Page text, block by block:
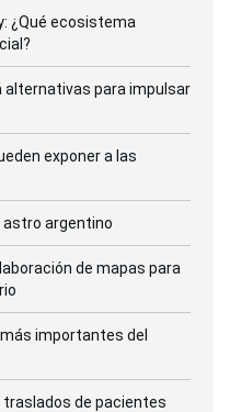
¿Qué ecosistema
alternativas para impulsar
exponer a las
astro argentino
de mapas para
importantes del
de pacientes